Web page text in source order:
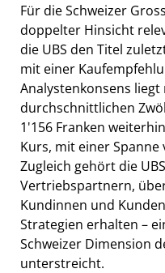
Für die Schweizer
doppelter Hinsicht
die UBS den Titel
mit einer
Analystenkonsens
durchschnittlichen
1'156 Franken
Kurs, mit einer Spanne
Zugleich gehört die
Vertriebspartnern,
Kundinnen und
Strategien erhalten –
Schweizer Dimension
unterstreicht.